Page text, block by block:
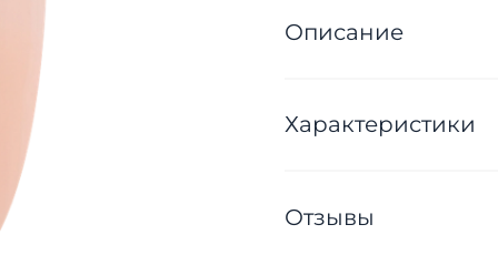
Описание
Характеристики
Отзывы